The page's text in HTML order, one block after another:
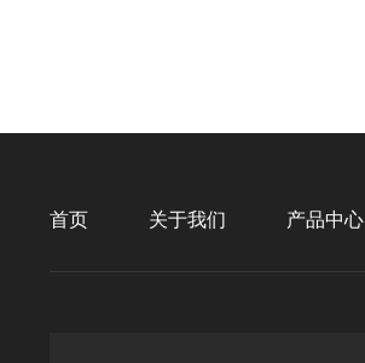
首页 关于我们 产品中心